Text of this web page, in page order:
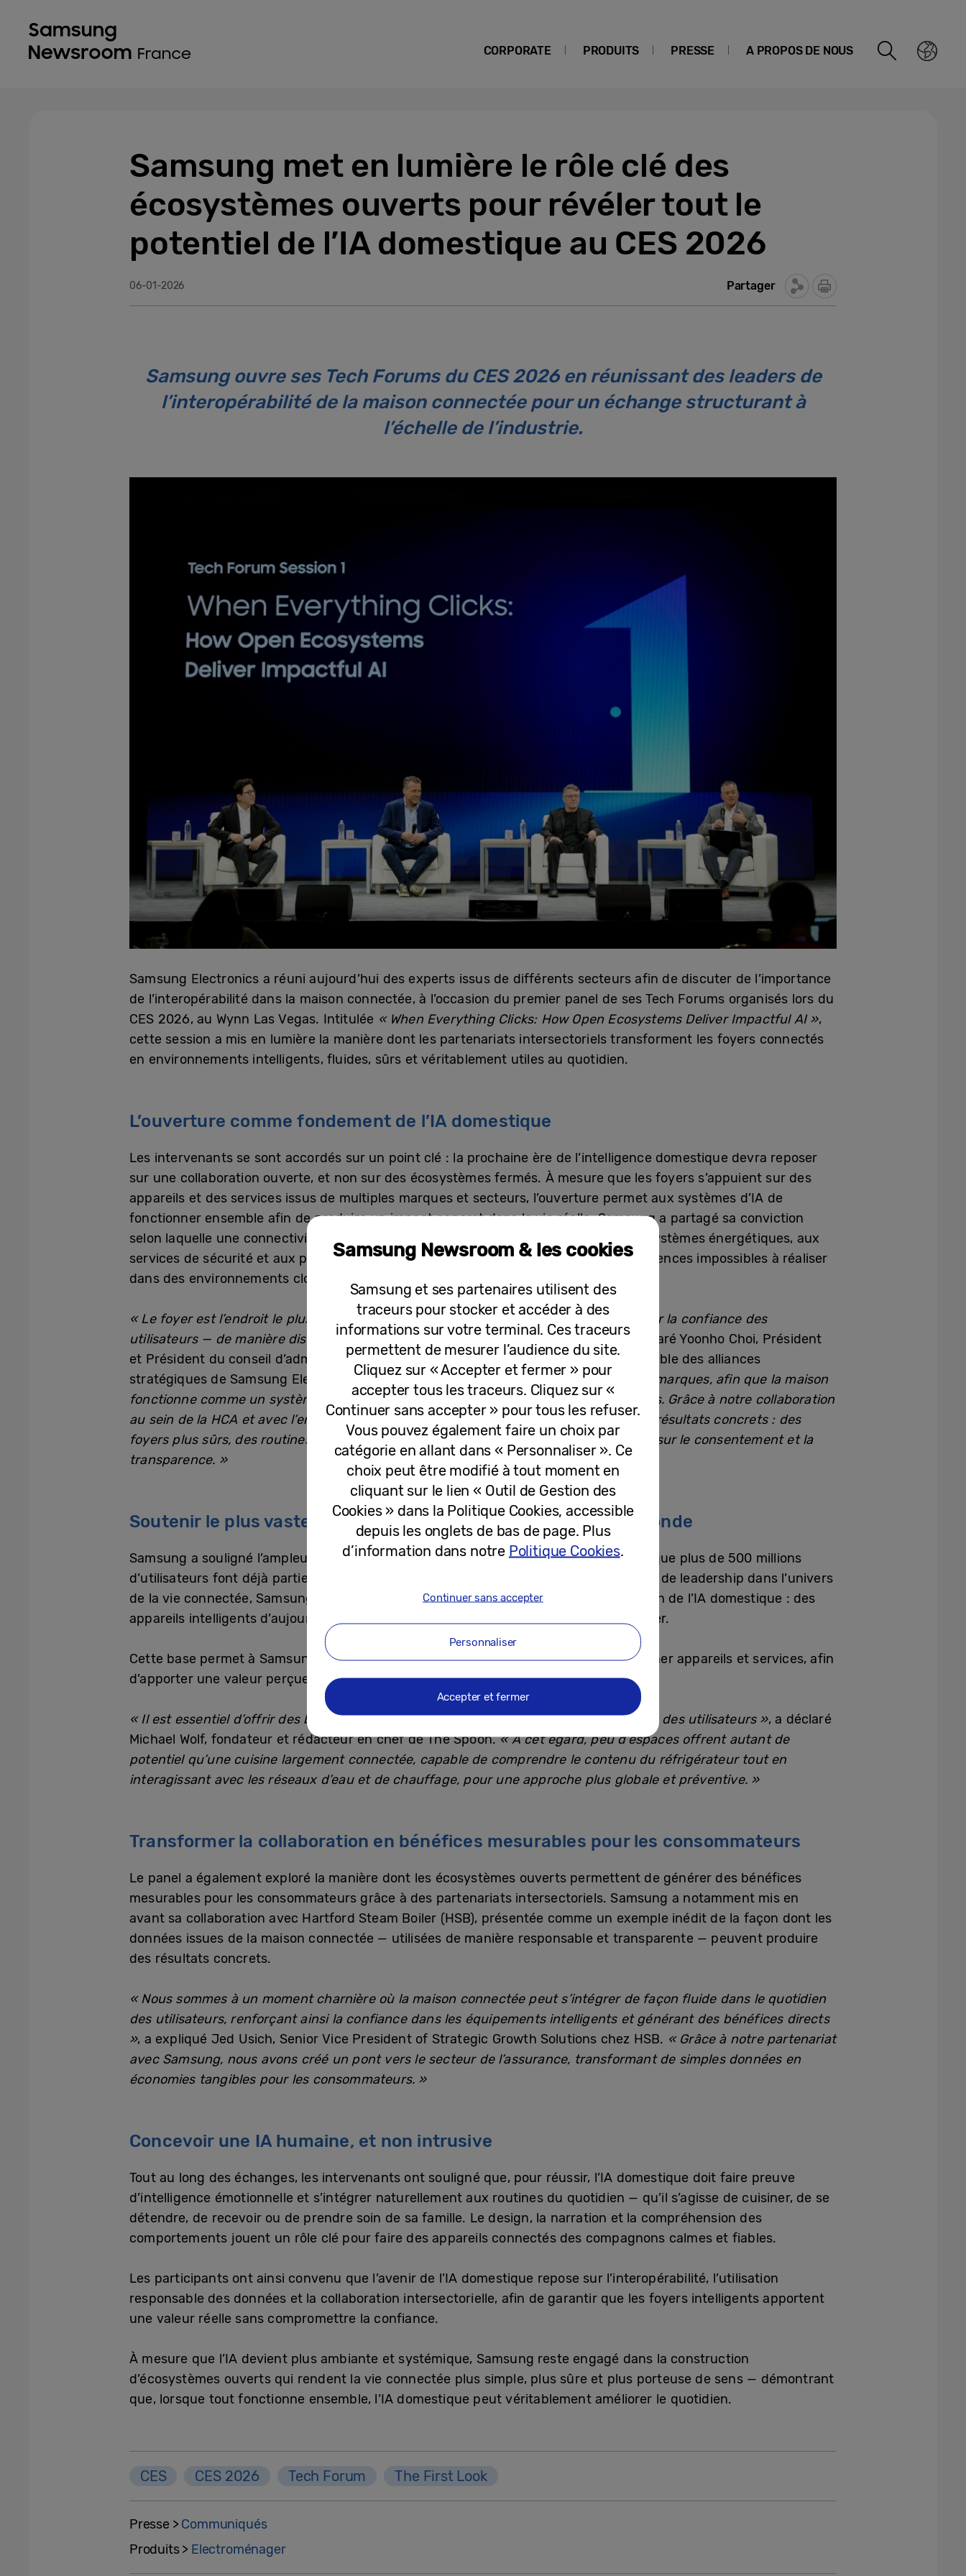
CORPORATE PRODUITS PRESSE A PROPOS DE NOUS
Samsung met en lumière le rôle clé des
écosystèmes ouverts pour révéler tout le
potentiel de l’IA domestique au CES 2026
06-01-2026 Partager
Samsung ouvre ses Tech Forums du CES 2026 en réunissant des leaders de
l’interopérabilité de la maison connectée pour un échange structurant à
l’échelle de l’industrie.
Samsung Electronics a réuni aujourd’hui des experts issus de différents secteurs afin de discuter de l’importance
de l’interopérabilité dans la maison connectée, à l’occasion du premier panel de ses Tech Forums organisés lors du
CES 2026, au Wynn Las Vegas. Intitulée « When Everything Clicks: How Open Ecosystems Deliver Impactful AI »,
cette session a mis en lumière la manière dont les partenariats intersectoriels transforment les foyers connectés
en environnements intelligents, fluides, sûrs et véritablement utiles au quotidien.
L’ouverture comme fondement de l’IA domestique
Les intervenants se sont accordés sur un point clé : la prochaine ère de l’intelligence domestique devra reposer
sur une collaboration ouverte, et non sur des écosystèmes fermés. À mesure que les foyers s’appuient sur des
appareils et des services issus de multiples marques et secteurs, l’ouverture permet aux systèmes d’IA de
fonctionner ensemble afin de produire un impact concret dans la vie réelle. Samsung a partagé sa conviction
selon laquelle une connectivité ouverte permet aux appareils électroménagers, aux systèmes énergétiques, aux
services de sécurité et aux partenaires de différents secteurs de proposer des expériences impossibles à réaliser
dans des environnements cloisonnés.
« Le foyer est l’endroit le plus personnel de nos vies. L’IA domestique doit donc gagner la confiance des
utilisateurs — de manière discrète, respectueuse et avec une valeur tangible »,a déclaré Yoonho Choi, Président
et Président du conseil d’administration de la Home Connectivity Alliance et Responsable des alliances
stratégiques de Samsung Electronics.« Cela passe par une interopérabilité entre les marques, afin que la maison
fonctionne comme un système unifié plutôt qu’un ensemble de fonctionnalités isolées. Grâce à notre collaboration
au sein de la HCA et avec l’ensemble de l’industrie, nous transformons l’ouverture en résultats concrets : des
foyers plus sûrs, des routines simplifiées et des économies mesurables, le tout fondé sur le consentement et la
transparence. »
Soutenir le plus vaste écosystème de maison connectée au monde
Samsung a souligné l’ampleur et la richesse de son écosystème connecté, rappelant que plus de 500 millions
d’utilisateurs font déjà partie de la communauté SmartThings. Fort de plus de dix ans de leadership dans l’univers
de la vie connectée, Samsung dispose d’une compréhension approfondie de l’évolution de l’IA domestique : des
appareils intelligents d’aujourd’hui vers une intelligence systémique à l’échelle du foyer.
Cette base permet à Samsung de concevoir des expériences IA capables de coordonner appareils et services, afin
d’apporter une valeur perçue comme naturelle, plutôt que technologique.
« Il est essentiel d’offrir des bénéfices concrets qui améliorent réellement le quotidien des utilisateurs », a déclaré
Michael Wolf, fondateur et rédacteur en chef de The Spoon.« À cet égard, peu d’espaces offrent autant de
potentiel qu’une cuisine largement connectée, capable de comprendre le contenu du réfrigérateur tout en
interagissant avec les réseaux d’eau et de chauffage, pour une approche plus globale et préventive. »
Transformer la collaboration en bénéfices mesurables pour les consommateurs
Le panel a également exploré la manière dont les écosystèmes ouverts permettent de générer des bénéfices
mesurables pour les consommateurs grâce à des partenariats intersectoriels. Samsung a notamment mis en
avant sa collaboration avec Hartford Steam Boiler (HSB), présentée comme un exemple inédit de la façon dont les
données issues de la maison connectée — utilisées de manière responsable et transparente — peuvent produire
des résultats concrets.
« Nous sommes à un moment charnière où la maison connectée peut s’intégrer de façon fluide dans le quotidien
des utilisateurs, renforçant ainsi la confiance dans les équipements intelligents et générant des bénéfices directs
», a expliqué Jed Usich, Senior Vice President of Strategic Growth Solutions chez HSB. « Grâce à notre partenariat
avec Samsung, nous avons créé un pont vers le secteur de l’assurance, transformant de simples données en
économies tangibles pour les consommateurs. »
Concevoir une IA humaine, et non intrusive
Tout au long des échanges, les intervenants ont souligné que, pour réussir, l’IA domestique doit faire preuve
d’intelligence émotionnelle et s’intégrer naturellement aux routines du quotidien — qu’il s’agisse de cuisiner, de se
détendre, de recevoir ou de prendre soin de sa famille. Le design, la narration et la compréhension des
comportements jouent un rôle clé pour faire des appareils connectés des compagnons calmes et fiables.
Les participants ont ainsi convenu que l’avenir de l’IA domestique repose sur l’interopérabilité, l’utilisation
responsable des données et la collaboration intersectorielle, afin de garantir que les foyers intelligents apportent
une valeur réelle sans compromettre la confiance.
À mesure que l’IA devient plus ambiante et systémique, Samsung reste engagé dans la construction
d’écosystèmes ouverts qui rendent la vie connectée plus simple, plus sûre et plus porteuse de sens — démontrant
que, lorsque tout fonctionne ensemble, l’IA domestique peut véritablement améliorer le quotidien.
CES CES 2026 Tech Forum The First Look
Presse > Communiqués
Produits > Electroménager
Samsung Newsroom & les cookies
Samsung et ses partenaires utilisent des
traceurs pour stocker et accéder à des
informations sur votre terminal. Ces traceurs
permettent de mesurer l’audience du site.
Cliquez sur « Accepter et fermer » pour
accepter tous les traceurs. Cliquez sur «
Continuer sans accepter » pour tous les refuser.
Vous pouvez également faire un choix par
catégorie en allant dans « Personnaliser ». Ce
choix peut être modifié à tout moment en
cliquant sur le lien « Outil de Gestion des
Cookies » dans la Politique Cookies, accessible
depuis les onglets de bas de page. Plus
d’information dans notre Politique Cookies.
Continuer sans accepter
Personnaliser
Accepter et fermer